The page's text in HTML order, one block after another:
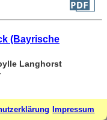
Impressum
(Bayrische
Langhorst